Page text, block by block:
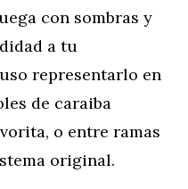
con sombras y
a tu
representarlo en
de caraiba
o entre ramas
original.